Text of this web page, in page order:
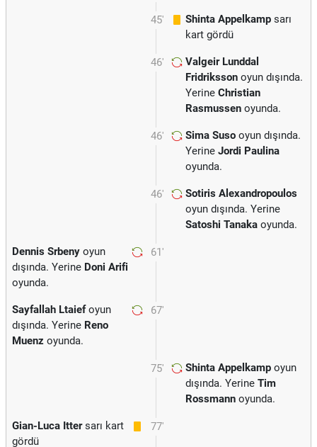
45' Shinta Appelkamp sarı
kart gördü
46'
Valgeir Lunddal
Fridriksson oyun dışında.
Yerine Christian
Rasmussen oyunda.
46' Sima Suso oyun dışında.
Yerine Jordi Paulina
oyunda.
46'
Sotiris Alexandropoulos
oyun dışında. Yerine
Satoshi Tanaka oyunda.
61'
Dennis Srbeny oyun
dışında. Yerine Doni Arifi
oyunda.
67'
Sayfallah Ltaiefoyun
dışında. Yerine Reno
Muenz oyunda.
75' Shinta Appelkamp oyun
dışında. Yerine Tim
Rossmann oyunda.
77'
Gian-Luca Ittersarı kart
gördü